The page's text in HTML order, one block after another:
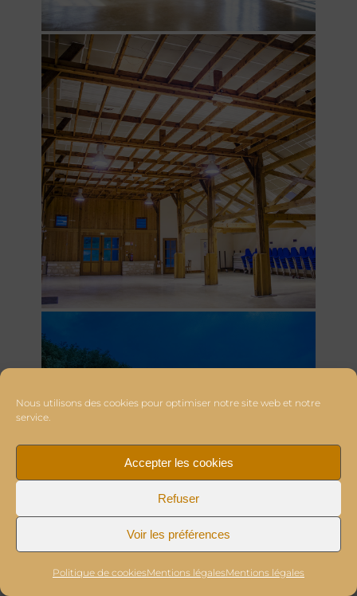
Nous utilisons des cookies pour optimiser notre site web et notre
service.
Accepter les cookies
Refuser
Voir les préférences
Politique de cookiesMentions légalesMentions légales